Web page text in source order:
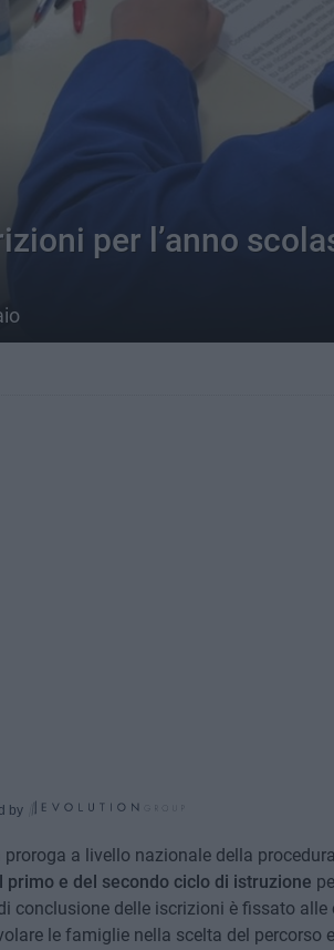
per l’anno
by
a livello nazionale della
primo e del secondo ciclo di istruzione
conclusione delle iscrizioni è fissato alle
le famiglie nella scelta del percorso